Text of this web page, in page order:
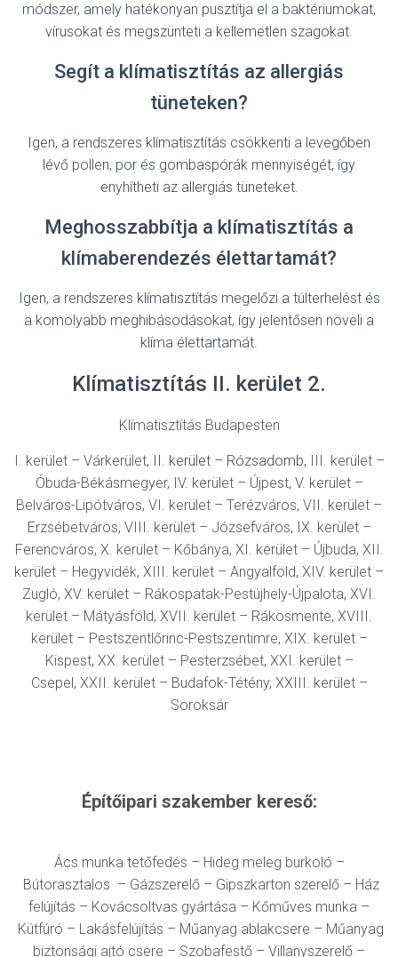
módszer, amely hatékonyan pusztítja el a baktériumokat,
vírusokat és megszünteti a kellemetlen szagokat.
Segít a klímatisztítás az allergiás
tüneteken?
Igen, a rendszeres klímatisztítás csökkenti a levegőben
lévő pollen, por és gombaspórák mennyiségét, így
enyhítheti az allergiás tüneteket.
Meghosszabbítja a klímatisztítás a
klímaberendezés élettartamát?
Igen, a rendszeres klímatisztítás megelőzi a túlterhelést és
a komolyabb meghibásodásokat, így jelentősen növeli a
klíma élettartamát.
Klímatisztítás II. kerület 2.
Klímatisztítás Budapesten
I. kerület – Várkerület, II. kerület – Rózsadomb,
III. kerület –
Óbuda-Békásmegyer, IV. kerület – Újpest, V. kerület –
Belváros-Lipótváros, VI. kerület – Terézváros, VII. kerület –
Erzsébetváros, VIII. kerület – Józsefváros, IX. kerület –
Ferencváros, X. kerület – Kőbánya, XI. kerület – Újbuda, XII.
kerület – Hegyvidék, XIII. kerület – Angyalföld, XIV. kerület –
Zugló, XV. kerület – Rákospatak-Pestújhely-Újpalota, XVI.
kerület – Mátyásföld, XVII. kerület – Rákosmente, XVIII.
kerület – Pestszentlőrinc-Pestszentimre, XIX. kerület –
Kispest, XX. kerület – Pesterzsébet, XXI. kerület –
Csepel , XXII. kerület – Budafok-Tétény, XXIII. kerület –
Soroksár
Építőipari szakember kereső:
Ács munka tetőfedés – Hideg meleg burkoló –
Bútorasztalos – Gázszerelő– Gipszkarton szerelő– Ház
felújítás – Kovácsoltvas gyártása – Kőműves munka –
Kútfúró – Lakásfelújítás – Műanyag ablakcsere – Műanyag
biztonsági ajtó csere – Szobafestő – Villanyszerelő –